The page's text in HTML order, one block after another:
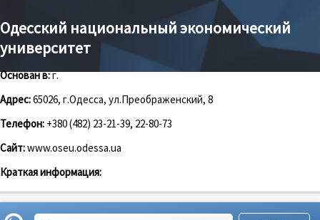
Одесский национальный экономический
университет
Основан в:г.
Адрес:65026, г.Одесса, ул.Преображенский, 8
Телефон: +380 (482) 23-21-39, 22-80-73
Сайт:www.oseu.odessa.ua
Краткая информация: